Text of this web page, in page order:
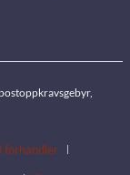
forhandler